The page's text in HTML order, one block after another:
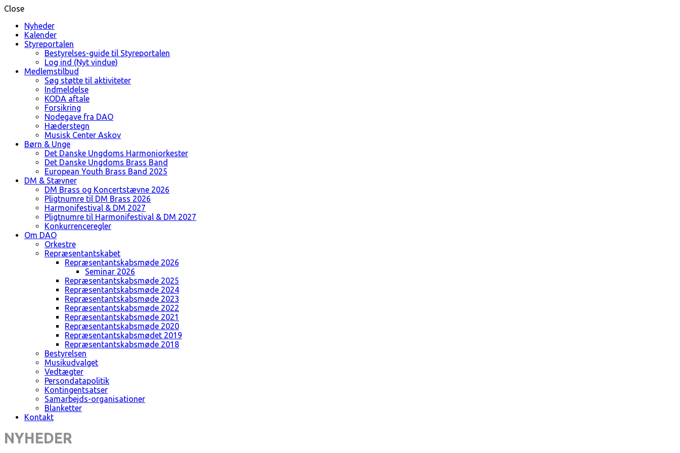
Close
Nyheder
Kalender
Styreportalen
Bestyrelses-guide til Styreportalen
Log ind (Nyt vindue)
Medlemstilbud
Søg støtte til aktiviteter
Indmeldelse
KODA aftale
Forsikring
Nodegave fra DAO
Hæderstegn
Musisk Center Askov
Børn & Unge
Det Danske Ungdoms Harmoniorkester
Det Danske Ungdoms Brass Band
European Youth Brass Band 2025
DM & Stævner
DM Brass og Koncertstævne 2026
Pligtnumre til DM Brass 2026
Harmonifestival & DM 2027
Pligtnumre til Harmonifestival & DM 2027
Konkurrenceregler
Om DAO
Orkestre
Repræsentantskabet
Repræsentantskabsmøde 2026
Seminar 2026
Repræsentantskabsmøde 2025
Repræsentantskabsmøde 2024
Repræsentantskabsmøde 2023
Repræsentantskabsmøde 2022
Repræsentantskabsmøde 2021
Repræsentantskabsmøde 2020
Repræsentantskabsmødet 2019
Repræsentantskabsmøde 2018
Bestyrelsen
Musikudvalget
Vedtægter
Persondatapolitik
Kontingentsatser
Samarbejds-organisationer
Blanketter
Kontakt
NYHEDER